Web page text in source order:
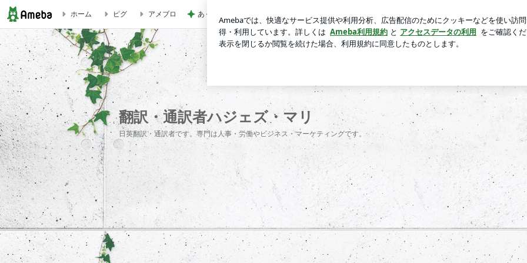
翻訳・通訳者ハジェズ・マリ
ホーム ピグ アメブロ あくまで家庭最優先という主張 ログ
翻訳・通訳者ハジェズ・マリ
日英翻訳・通訳者です。専門は人事・労働やビジネス・マーケティングです。